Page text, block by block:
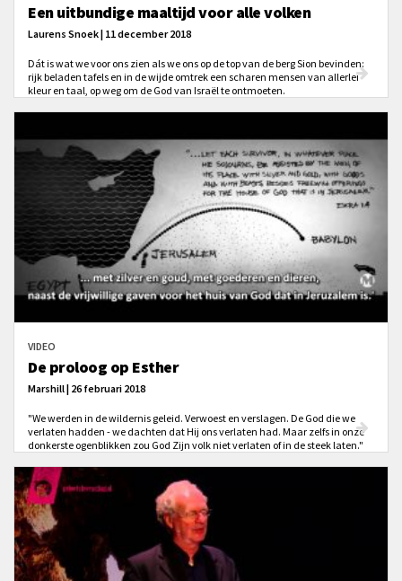
Een uitbundige maaltijd voor alle volken
Laurens Snoek | 11 december 2018
Dát is wat we voor ons zien als we ons op de top van de berg Sion bevinden:
rijk beladen tafels en in de wijde omtrek een scharen mensen van allerlei
kleur en taal, op weg om de God van Israël te ontmoeten.
VIDEO
De proloog op Esther
Marshill | 26 februari 2018
"We werden in de wildernis geleid. Verwoest en verslagen. De God die we
verlaten hadden - we dachten dat Hij ons verlaten had. Maar zelfs in onze
donkerste ogenblikken zou God Zijn volk niet verlaten of in de steek laten."